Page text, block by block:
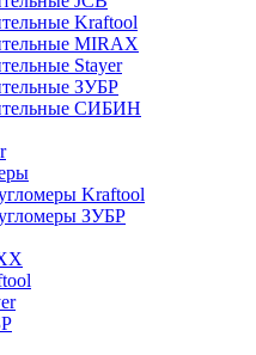
Kraftool
MIRAX
Stayer
ЗУБР
СИБИН
Kraftool
ЗУБР